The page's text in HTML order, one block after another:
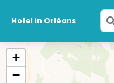
Hotel in Orléans
+
−